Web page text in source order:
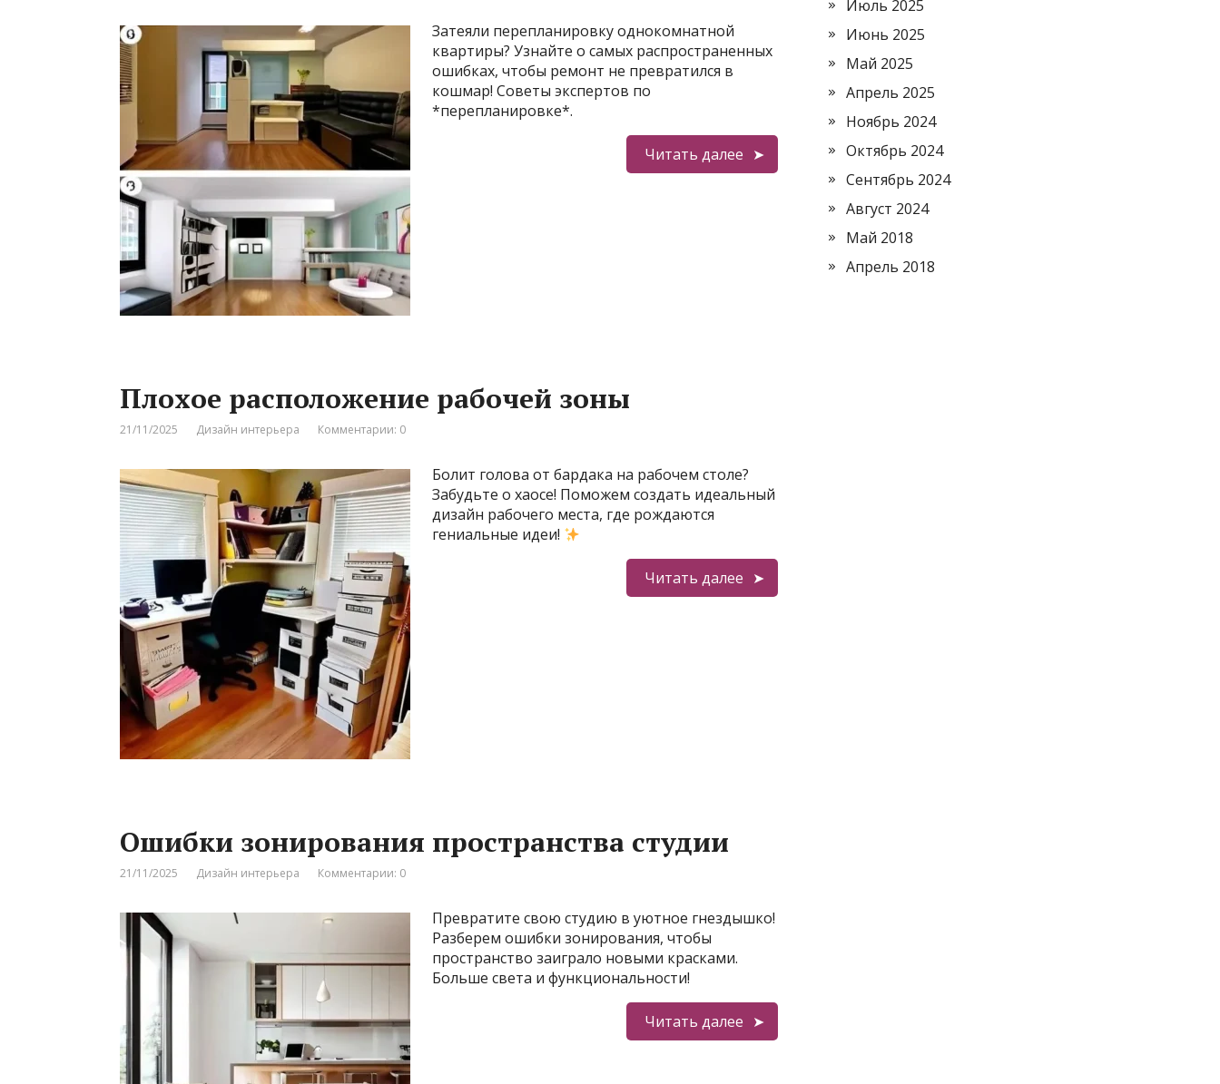
Затеяли перепланировку однокомнатной
квартиры? Узнайте о самых распространенных
ошибках, чтобы ремонт не превратился в
кошмар! Советы экспертов по
*перепланировке*.
Читать далее
Плохое расположение рабочей зоны
21/11/2025 Дизайн интерьера Комментарии: 0
Болит голова от бардака на рабочем столе?
Забудьте о хаосе! Поможем создать идеальный
дизайн рабочего места, где рождаются
гениальные идеи!
Читать далее
Ошибки зонирования пространства студии
21/11/2025 Дизайн интерьера Комментарии: 0
Превратите свою студию в уютное гнездышко!
Разберем ошибки зонирования, чтобы
пространство заиграло новыми красками.
Больше света и функциональности!
Читать далее
Июль 2025
Июнь 2025
Май 2025
Апрель 2025
Ноябрь 2024
Октябрь 2024
Сентябрь 2024
Август 2024
Май 2018
Апрель 2018